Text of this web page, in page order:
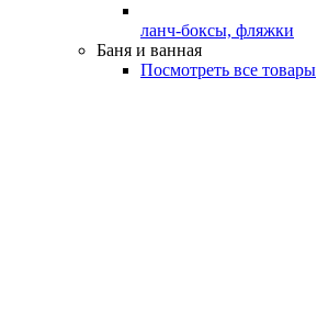
ланч-боксы, фляжки
Баня и ванная
Посмотреть все товары